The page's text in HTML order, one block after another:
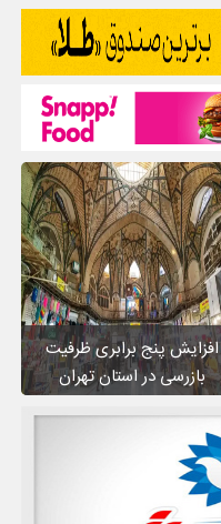
افزایش پنج برابری ظرفیت
بازرسی در استان تهران